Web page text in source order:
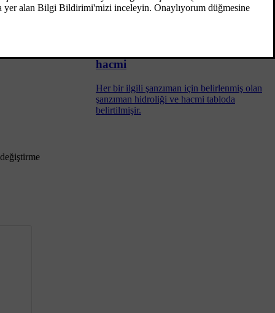
İki ana şanzıman tipi bulunmaktadır. Düz
hacmi
Her bir ilgili şanzıman için belirlenmiş olan
şanzıman hidroliği ve hacmi tabloda
belirtilmişir.